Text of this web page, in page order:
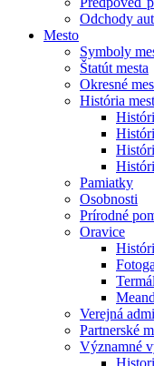
Odchody
Mesto
Symboly
Štatút mesta
Okresné
História
Pamiatky
Osobnosti
Prírodné
Oravice
Verejná
Partnerské
Významné